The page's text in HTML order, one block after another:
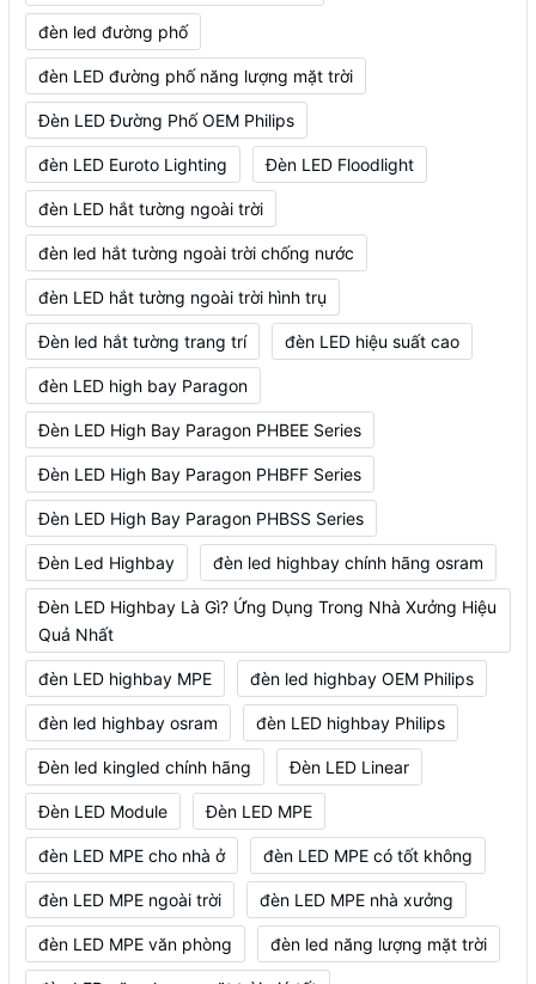
đèn led đường phố
đèn LED đường phố năng lượng mặt trời
Đèn LED Đường Phố OEM Philips
đèn LED Euroto Lighting Đèn LED Floodlight
đèn LED hắt tường ngoài trời
đèn led hắt tường ngoài trời chống nước
đèn LED hắt tường ngoài trời hình trụ
Đèn led hắt tường trang trí đèn LED hiệu suất cao
đèn LED high bay Paragon
Đèn LED High Bay Paragon PHBEE Series
Đèn LED High Bay Paragon PHBFF Series
Đèn LED High Bay Paragon PHBSS Series
Đèn Led Highbay đèn led highbay chính hãng osram
Đèn LED Highbay Là Gì? Ứng Dụng Trong Nhà Xưởng Hiệu
Quả Nhất
đèn LED highbay MPE đèn led highbay OEM Philips
đèn led highbay osram đèn LED highbay Philips
Đèn led kingled chính hãng Đèn LED Linear
Đèn LED Module Đèn LED MPE
đèn LED MPE cho nhà ở đèn LED MPE có tốt không
đèn LED MPE ngoài trời đèn LED MPE nhà xưởng
đèn LED MPE văn phòng đèn led năng lượng mặt trời